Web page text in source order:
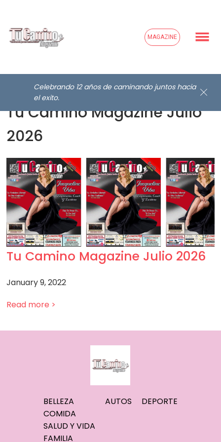
MAGAZINE
Celebrando 12 años de caminando juntos hacia
el exito.
Tu Camino Magazine Julio
2026
Tu Camino Magazine Julio 2026
January 9, 2022
Read more >
BELLEZA
COMIDA
SALUD Y VIDA
FAMILIA
AUTOS DEPORTE